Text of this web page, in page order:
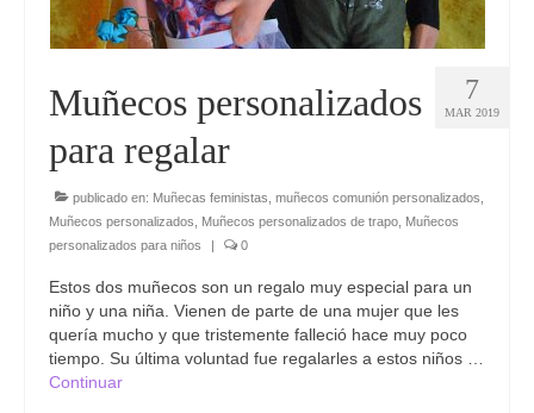
7
MAR 2019
Muñecos personalizados
para regalar
publicado en: Muñecas feministas muñecos comunión personalizados
Muñecos personalizados
Muñecos personalizados de trapo Muñecos
personalizados para niños
| 0
Estos dos muñecos son un regalo muy especial para un
niño y una niña. Vienen de parte de una mujer que les
quería mucho y que tristemente falleció hace muy poco
tiempo. Su última voluntad fue regalarles a estos niños …
Continuar